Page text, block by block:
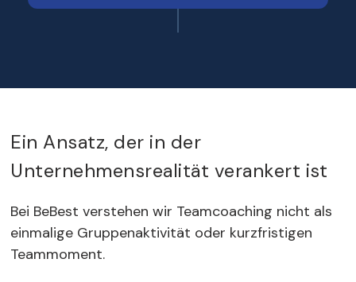
Ein Ansatz, der in der
Unternehmensrealität verankert ist
Bei BeBest verstehen wir Teamcoaching nicht als
einmalige Gruppenaktivität oder kurzfristigen
Teammoment.